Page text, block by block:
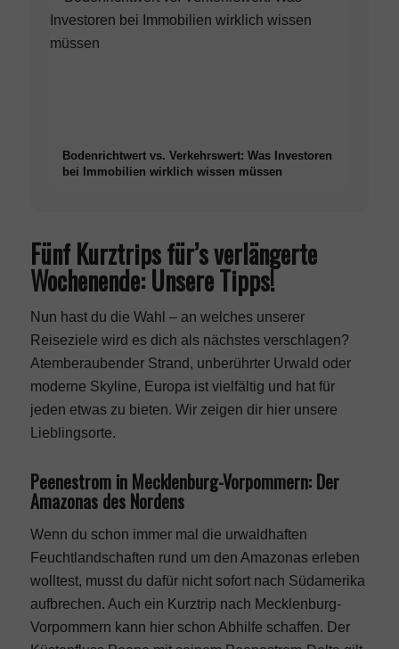
Bodenrichtwert vs. Verkehrswert: Was Investoren
bei Immobilien wirklich wissen müssen
Fünf Kurztrips für’s verlängerte
Wochenende: Unsere Tipps!
Nun hast du die Wahl – an welches unserer
Reiseziele wird es dich als nächstes verschlagen?
Atemberaubender Strand, unberührter Urwald oder
moderne Skyline, Europa ist vielfältig und hat für
jeden etwas zu bieten. Wir zeigen dir hier unsere
Lieblingsorte.
Peenestrom in Mecklenburg-Vorpommern: Der
Amazonas des Nordens
Wenn du schon immer mal die urwaldhaften
Feuchtlandschaften rund um den Amazonas erleben
wolltest, musst du dafür nicht sofort nach Südamerika
aufbrechen. Auch ein Kurztrip nach Mecklenburg-
Vorpommern kann hier schon Abhilfe schaffen. Der